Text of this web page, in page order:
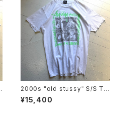
2000s "old stussy" S/S T-
shirt
¥15,400